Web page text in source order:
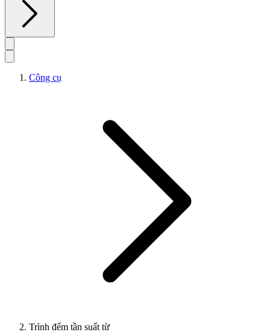
Công cụ
Trình đếm tần suất từ